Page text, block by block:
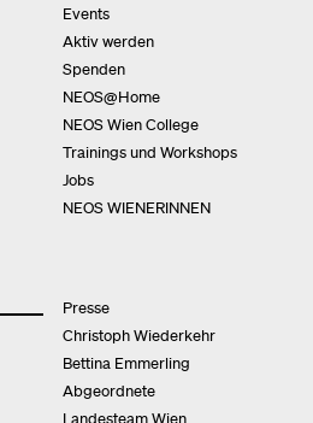
Events
Aktiv werden
Spenden
NEOS@Home
NEOS Wien College
Trainings und Workshops
Jobs
NEOS WIENERINNEN
Presse
Christoph Wiederkehr
Bettina Emmerling
Abgeordnete
Landesteam Wien